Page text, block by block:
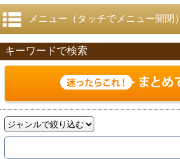
戻る
メニュー（タッチでメニュー開閉）
キーワードで検索